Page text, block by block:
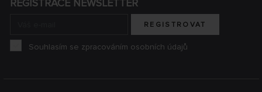
REGISTRACE NEWSLETTER
REGISTROVAT
Souhlasím se zpracováním osobních údajů